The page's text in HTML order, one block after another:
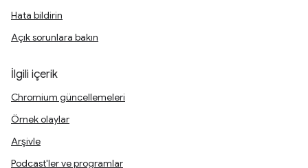
Hata bildirin
Açık sorunlara bakın
İlgili içerik
Chromium güncellemeleri
Örnek olaylar
Arşivle
Podcast'ler ve programlar